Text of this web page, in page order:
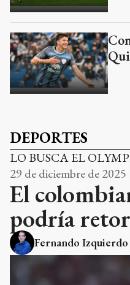
DEPORTES
LO BUSCA EL
29 de diciembre de 2025
El
podría
Fernando Izquierdo